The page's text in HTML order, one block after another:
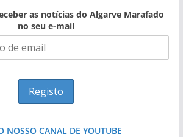
as notícias do Algarve Marafado
no seu e-mail
NOSSO CANAL DE YOUTUBE